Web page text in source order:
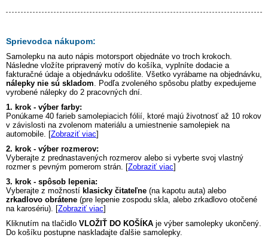
Sprievodca nákupom:
Samolepku na auto nápis motorsport objednáte vo troch krokoch.
Následne vložíte pripravený motív do košíka, vyplníte dodacie a
fakturačné údaje a objednávku odošlite. Všetko vyrábame na objednávku,
nálepky nie sú skladom . Podľa zvoleného spôsobu platby expedujeme
vyrobené nálepky do 2 pracovných dní.
1. krok - výber farby:
Ponúkame 40 farieb samolepiacich fólií, ktoré majú životnosť až 10 rokov
v závislosti na zvolenom materiálu a umiestnenie samolepiek na
automobile. [Zobraziť viac]
2. krok - výber rozmerov:
Vyberajte z prednastavených rozmerov alebo si vyberte svoj vlastný
rozmer s pevným pomerom strán. [Zobraziť viac]
3. krok - spôsob lepenia:
Vyberajte z možností klasicky čitateľne (na kapotu auta) alebo
zrkadlovo obrátene (pre lepenie zospodu skla, alebo zrkadlovo otočené
na karosériu). [Zobraziť viac]
Kliknutím na tlačidlo VLOŽIŤ DO KOŠÍKA je výber samolepky ukončený.
Do košíku postupne naskladajte ďalšie samolepky.